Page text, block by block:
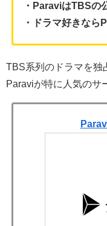
・ParaviはTBSの
・ドラマ好きなら
TBS系列のドラマを独
Paraviが特に人気のサ